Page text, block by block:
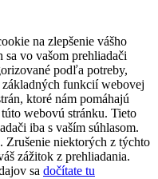
na zlepšenie vášho
vo vašom prehliadači
podľa potreby,
funkcií webovej
ktoré nám pomáhajú
webovú stránku. Tieto
iba s vaším súhlasom.
Zrušenie niektorých z týchto
zážitok z prehliadania.
sa dočítate tu